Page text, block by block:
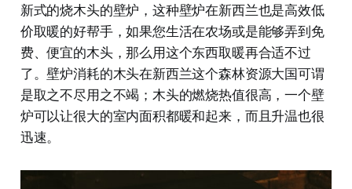
新式的烧木头的壁炉，这种壁炉在新西兰也是高效低
价取暖的好帮手，如果您生活在农场或是能够弄到免
费、便宜的木头，那么用这个东西取暖再合适不过
了。壁炉消耗的木头在新西兰这个森林资源大国可谓
是取之不尽用之不竭；木头的燃烧热值很高，一个壁
炉可以让很大的室内面积都暖和起来，而且升温也很
迅速。